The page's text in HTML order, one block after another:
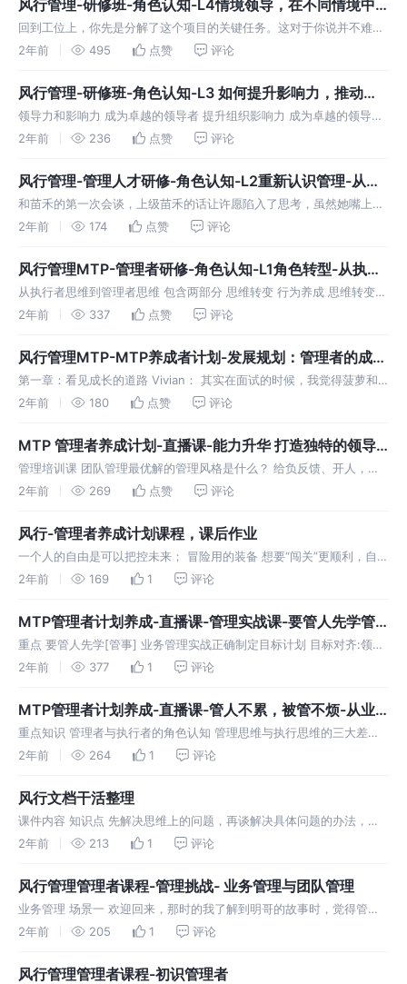
风行管理-研修班-角色认知-L4情境领导，在不同情境中
找到适合自己的管理风格
回到工位上，你先是分解了这个项目的关键任务。这对于你说并不难。
难的是让谁承担相应的职责，要是按照以往，你都是直接指定分配，不
终述职报告
2年前 495 点赞 评论
风行管理-研修班-角色认知-L3 如何提升影响力，推动目
标
领导力和影响力 成为卓越的领导者 提升组织影响力 成为卓越的领导者
管理和领导的区别 俗话说，新官上任三把火，每个人刚成为管理者时，
愿好不
2年前 236 点赞 评论
风行管理-管理人才研修-角色认知-L2重新认识管理-从单
枪匹马到卓越管理
和苗禾的第一次会谈，上级苗禾的话让许愿陷入了思考，虽然她嘴上说
着会努力，但也伴随了很大的压力。 许愿在阿尔法集团接下来的命运将
经营的概
2年前 174 点赞 评论
风行管理MTP-管理者研修-角色认知-L1角色转型-从执行
者到管理者角色认知
从执行者思维到管理者思维 包含两部分 思维转变 行为养成 思维转变
思维方式的重要性 管理者表现的好坏最关键取决于：思维方式， 管理
法脱离
2年前 337 点赞 评论
风行管理MTP-MTP养成者计划-发展规划：管理者的成长
之路
第一章：看见成长的道路 Vivian： 其实在面试的时候，我觉得菠萝和
我刚进入职场时的感觉很像：努力、不服输、骨子里透着股倔劲。当时
的问
2年前 180 点赞 评论
MTP 管理者养成计划-直播课-能力升华 打造独特的领导
力
管理培训课 团队管理最优解的管理风格是什么？ 给负反馈、开人，如
何才能体面进行？ 怎么才能提升领导力？ 什么是领导力 领导力的五个
到
2年前 269 点赞 评论
风行-管理者养成计划课程，课后作业
一个人的自由是可以把控未来； 冒险用的装备 想要“闯关”更顺利，自然
少不了合适的“知识”武器啦！下面是本次练习你可能会用到的知识内
一个好
2年前 169 1 评论
MTP管理者计划养成-直播课-管理实战课-要管人先学管
事
重点 要管人先学[管事] 业务管理实战正确制定目标计划 目标对齐:领导
想要的结果是什么? 目标拆解: 工作又多又杂该怎么分配 ?任务安排与复
2年前 377 1 评论
MTP管理者计划养成-直播课-管人不累，被管不烦-从业
务执行蜕变成优秀管理
重点知识 管理者与执行者的角色认知 管理思维与执行思维的三大差异
管理画布 管理者的角色认知 成为优秀管理者的第一步：掌握管理思维
环，
2年前 264 1 评论
风行文档干活整理
课件内容 知识点 先解决思维上的问题，再谈解决具体问题的办法，否
则一定是因小失大，捡了芝麻丢了西瓜； 知识点：执行思维倾向于自己
战场在海
2年前 213 1 评论
风行管理管理者课程-管理挑战- 业务管理与团队管理
业务管理 场景一 欢迎回来，那时的我了解到明哥的故事时，觉得管理
者原来并不像想象中那么光鲜，不仅操心多好几倍，有必须背负的责
问题，我也去访
2年前 205 1 评论
风行管理管理者课程-初识管理者